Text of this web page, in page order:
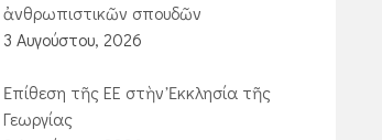
ἀνθρωπιστικῶν σπουδῶν
3 Αυγούστου, 2026
Ἐπίθεση τῆς ΕΕ στὴν Ἐκκλησία τῆς
Γεωργίας